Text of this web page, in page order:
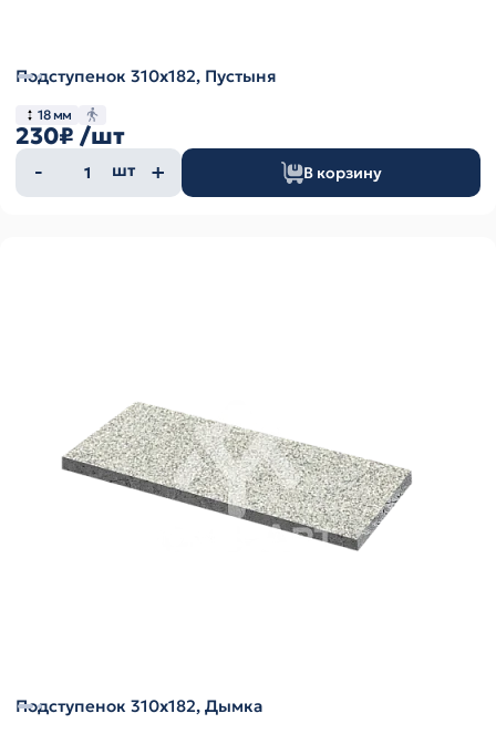
Подступенок 310х182, Пустыня
18 мм
230₽ /шт
Количество
товара
шт В корзину
Подступенок 310х182, Дымка